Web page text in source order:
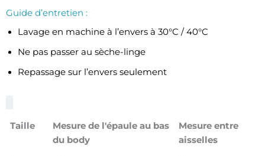
Guide d’entretien :
Lavage en machine à l’envers à 30°C / 40°C
Ne pas passer au sèche-linge
Repassage sur l’envers seulement
Taille
Mesure de l'épaule au bas
du body
Mesure entre
aisselles